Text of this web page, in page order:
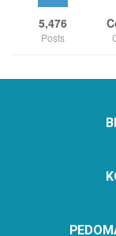
5,476
Posts